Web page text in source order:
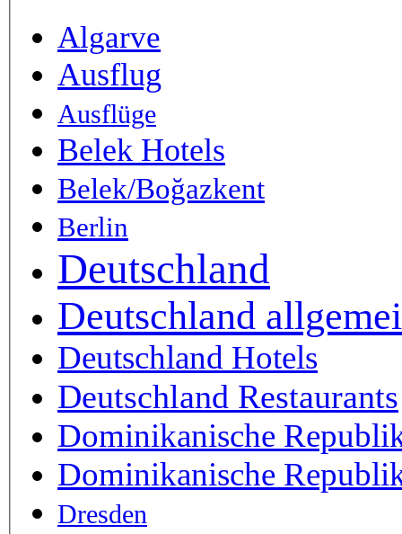
Algarve
Ausflug
Ausflüge
Belek Hotels
Belek/Boğazkent
Berlin
Deutschland
Deutschland
Deutschland Hotels
Deutschland Restaurants
Dominikanische
Dominikanische
Dresden